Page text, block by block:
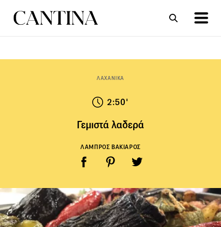
ΛΑΧΑΝΙΚΑ
2:50'
Γεμιστά λαδερά
ΛΑΜΠΡΟΣ ΒΑΚΙΑΡΟΣ